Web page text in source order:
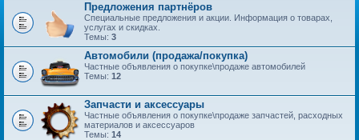
Предложения партнёров
Специальные предложения и акции. Информация о товарах,
услугах и скидках.
Темы: 3
Автомобили (продажа/покупка)
Частные объявления о покупке\продаже автомобилей
Темы: 12
Запчасти и аксессуары
Частные объявления о покупке\продаже запчастей, расходных
материалов и аксессуаров
Темы: 14